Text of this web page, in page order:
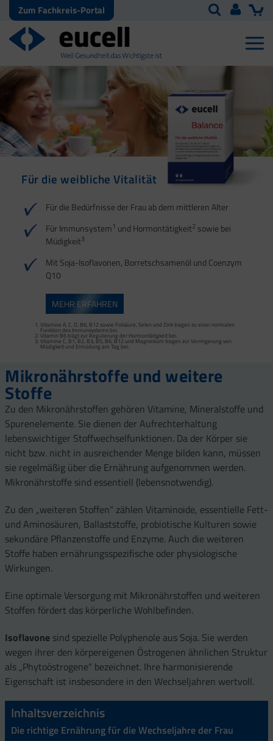
Zum Fachkreis-Portal
Für die weibliche Vitalität
Für die Bedürfnisse der Frau ab dem mittleren Alter
Für Immunsystem1 und Hormontätigkeit2 sowie bei
Müdigkeit3
Mit Soja-Isoflavonen, Borretschsamenöl und Coenzym
Q10
MEHR ERFAHREN
Vitamine A, C, D, B6, B12 sowie Folsäure, Selen und Zink tragen zu einer normalen
Funktion des Immunsystems bei.
Vitamin B6 trägt zur Regulierung der Hormontätigkeit bei.
Vitamine C, B1, B2, B3, B5, B6, B12 und Magnesium tragen zur Verringerung von
Müdigkeit und Ermüdung am Tag bei.
Mikronährstoffe und weitere
Stoffe
Zu den Mikronährstoffen gehören Vitamine, Mineralstoffe und
Spurenelemente. Sie dienen der Aufrechterhaltung
lebenswichtiger Stoffwechselfunktionen. Da der Körper sie
nicht bzw. nicht in ausreichender Menge bilden kann, müssen
sie regelmäßig über die Ernährung aufgenommen werden.
Mikronährstoffe sind essentiell (lebensnotwendig).
Zu den „weiteren Stoffen“ zählen Vitaminoide, essentielle Fett-
und Aminosäuren, Ballaststoffe, probiotische Kulturen sowie
sekundäre Pflanzenstoffe und Enzyme. Auch die weiteren
Stoffe haben ernährungsspezifische oder physiologische
Wirkungen.
Eine optimale Versorgung mit Mikronährstoffen und weiteren
Stoffen fördert das körperliche Wohlbefinden.
Isoflavone sind spezielle Polyphenole aus Soja. Sie werden
wegen ihrer den körpereigenen Östrogenen ähnlichen Struktur
als „Phytoöstrogene“ bezeichnet. Ihre harmonisierende
Eigenschaft ist insbesondere in den Wechseljahren wertvoll.
Inhaltsverzeichnis
Die richtige Ernährung für die Wechseljahre der Frau